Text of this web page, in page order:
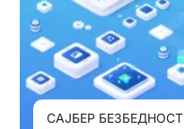
САЈБЕР БЕЗБЕДНОСТ